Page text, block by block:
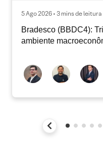
5 Ago 2026 • 3 mins de leitura
Bradesco (BBDC4):
ambiente